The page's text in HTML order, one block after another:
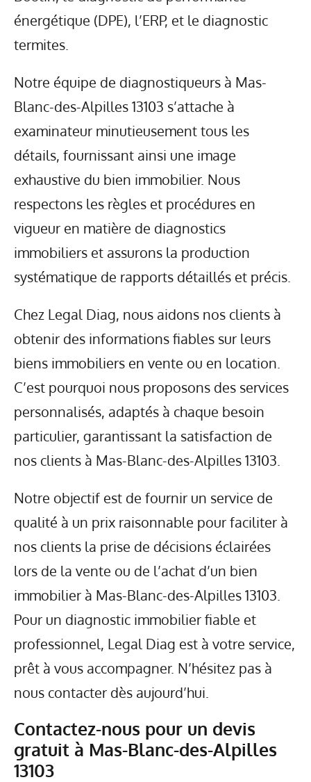
énergétique (DPE), l’ERP, et le diagnostic
termites.
Notre équipe de diagnostiqueurs à Mas-
Blanc-des-Alpilles 13103 s’attache à
examinateur minutieusement tous les
détails, fournissant ainsi une image
exhaustive du bien immobilier. Nous
respectons les règles et procédures en
vigueur en matière de diagnostics
immobiliers et assurons la production
systématique de rapports détaillés et précis.
Chez Legal Diag, nous aidons nos clients à
obtenir des informations fiables sur leurs
biens immobiliers en vente ou en location.
C’est pourquoi nous proposons des services
personnalisés, adaptés à chaque besoin
particulier, garantissant la satisfaction de
nos clients à Mas-Blanc-des-Alpilles 13103.
Notre objectif est de fournir un service de
qualité à un prix raisonnable pour faciliter à
nos clients la prise de décisions éclairées
lors de la vente ou de l’achat d’un bien
immobilier à Mas-Blanc-des-Alpilles 13103.
Pour un diagnostic immobilier fiable et
professionnel, Legal Diag est à votre service,
prêt à vous accompagner. N’hésitez pas à
nous contacter dès aujourd’hui.
Contactez-nous pour un devis
gratuit à Mas-Blanc-des-Alpilles
13103